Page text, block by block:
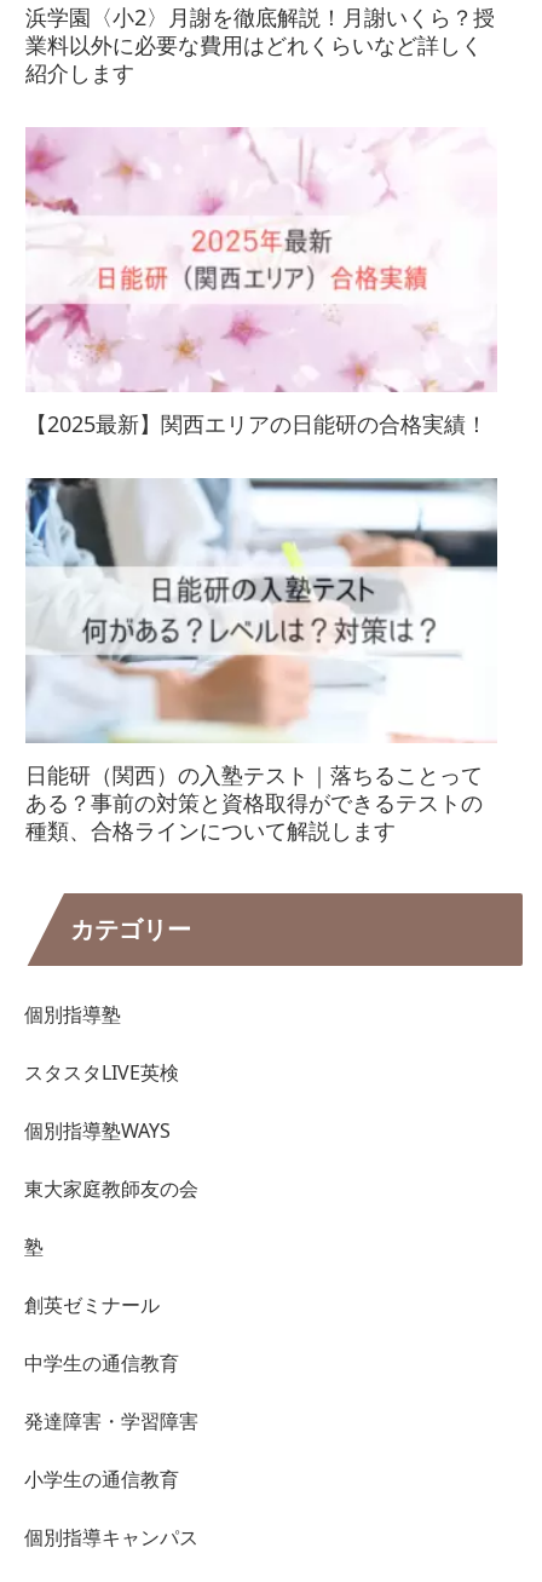
浜学園〈小2〉月謝を徹底解説！月謝いくら？授
業料以外に必要な費用はどれくらいなど詳しく
紹介します
【2025最新】関西エリアの日能研の合格実績！
日能研（関西）の入塾テスト｜落ちることって
ある？事前の対策と資格取得ができるテストの
種類、合格ラインについて解説します
カテゴリー
個別指導塾
スタスタLIVE英検
個別指導塾WAYS
東大家庭教師友の会
塾
創英ゼミナール
中学生の通信教育
発達障害・学習障害
小学生の通信教育
個別指導キャンパス